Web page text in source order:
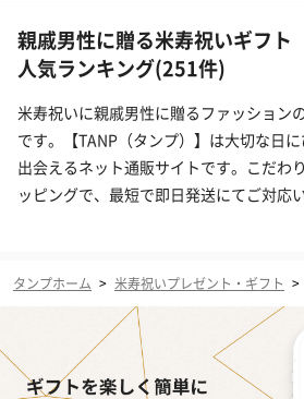
親戚男性に贈る米寿祝いギフト
人気ランキング(251件)
米寿祝いに親戚男性に贈るファッション
です。【TANP（タンプ）】は大切な日
出会えるネット通販サイトです。こだわ
ッピングで、最短で即日発送にてご対応
タンプホーム > 米寿祝いプレゼント・ギフト >